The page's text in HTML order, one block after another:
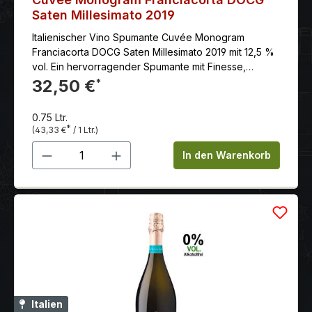
Saten Millesimato 2019
Italienischer Vino Spumante Cuvée Monogram
Franciacorta DOCG Saten Millesimato 2019 mit 12,5 %
vol. Ein hervorragender Spumante mit Finesse,
Eleganz und Komplexität.
32,50 €*
0.75 Ltr.
(43,33 €* / 1 Ltr.)
Produkt Anzahl: Gib denIn den Warenkorb
Italien